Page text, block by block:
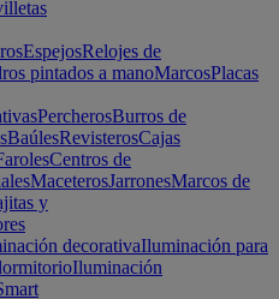
EspejosRelojes de
pintados a manoMarcosPlacas
PercherosBurros de
BaúlesRevisterosCajas
Centros de
MaceterosJarronesMarcos de
y
decorativaIluminación para
Iluminación